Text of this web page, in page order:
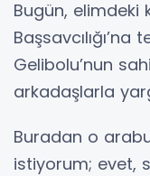
Bugün, elimdeki
Gelibolu’nun
arkadaşlarla
Buradan o
istiyorum; evet,